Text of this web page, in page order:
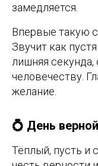
замедляется.
Впервые такую
Звучит как
лишняя
человечеству.
желание.
💍 День
Тёплый, пусть и